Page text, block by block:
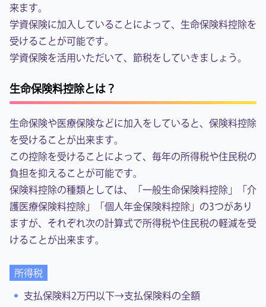
来ます。
学資保険に加入していることによって、生命保険料控除を
受けることが可能です。
学資保険を活用いただいて、節税をしていきましょう。
生命保険料控除とは？
生命保険や医療保険などに加入をしていると、保険料控除
を受けることが出来ます。
この控除を受けることによって、毎年の所得税や住民税の
負担を抑えることが可能です。
保険料控除の種類としては、「一般生命保険料控除」「介
護医療保険料控除」「個人年金保険料控除」の3つがあり
ますが、それぞれ次の計算式で所得税や住民税の軽減を受
けることが出来ます。
所得税
支払保険料2万円以下→支払保険料の全額